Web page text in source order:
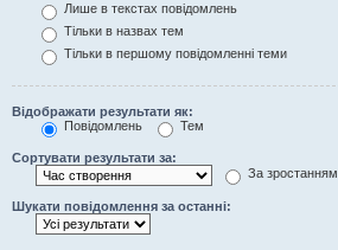
Лише в текстах повідомлень
Тільки в назвах тем
Тільки в першому повідомленні теми
Відображати результати як:
Повідомлень
Тем
Сортувати результати за:
За зростанням
Шукати повідомлення за останні: